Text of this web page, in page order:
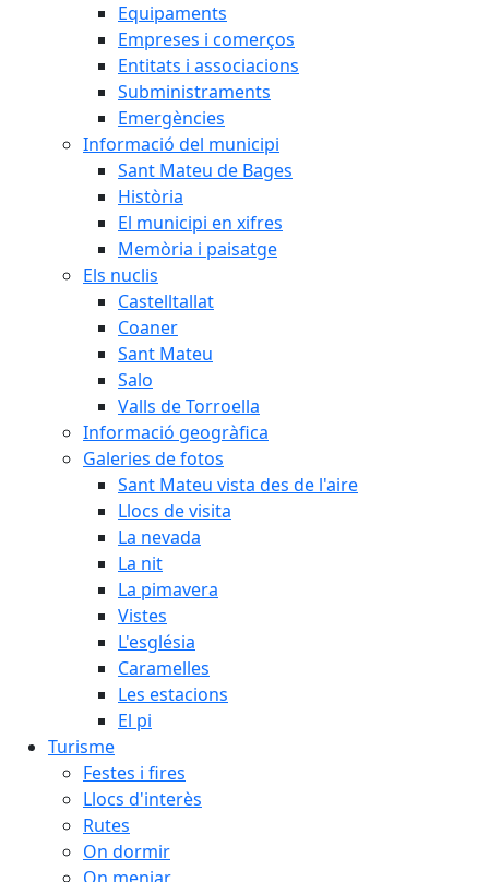
Equipaments
Empreses i comerços
Entitats i associacions
Subministraments
Emergències
Informació del municipi
Sant Mateu de Bages
Història
El municipi en xifres
Memòria i paisatge
Els nuclis
Castelltallat
Coaner
Sant Mateu
Salo
Valls de Torroella
Informació geogràfica
Galeries de fotos
Sant Mateu vista des de l'aire
Llocs de visita
La nevada
La nit
La pimavera
Vistes
L'església
Caramelles
Les estacions
El pi
Turisme
Festes i fires
Llocs d'interès
Rutes
On dormir